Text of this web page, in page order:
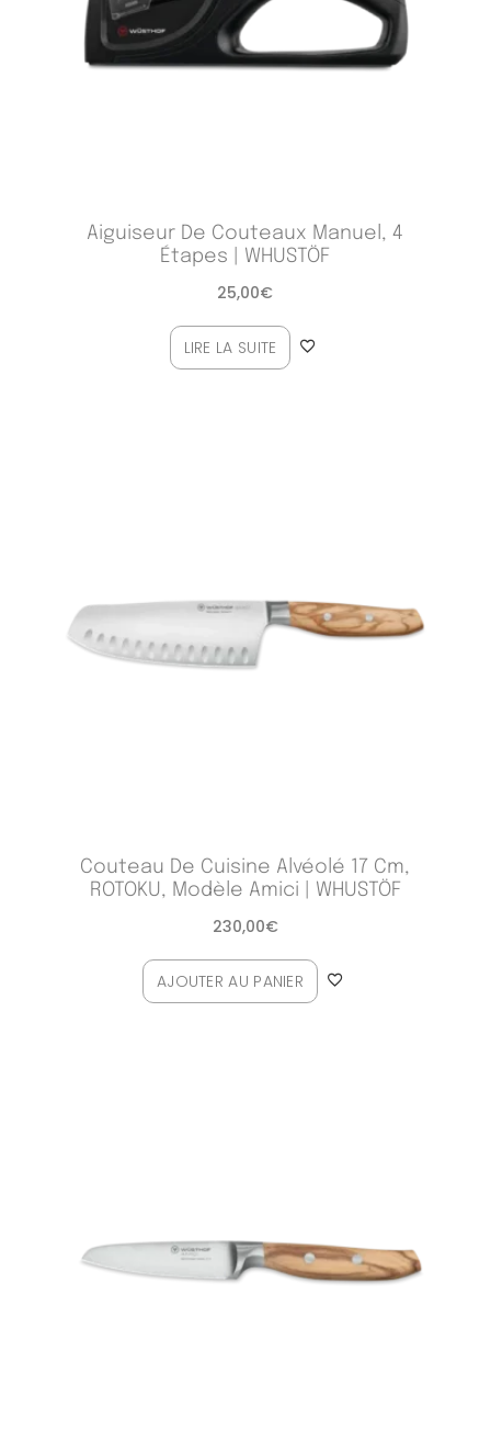
Aiguiseur De Couteaux Manuel, 4
Étapes | WHUSTÖF
25,00€
LIRE LA SUITE
Couteau De Cuisine Alvéolé 17 Cm,
ROTOKU, Modèle Amici | WHUSTÖF
230,00€
AJOUTER AU PANIER